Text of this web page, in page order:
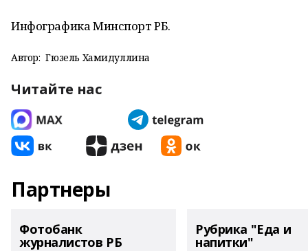
Инфографика Минспорт РБ.
Автор: Гюзель Хамидуллина
Читайте нас
Партнеры
Фотобанк
журналистов РБ
Рубрика "Еда и
напитки"